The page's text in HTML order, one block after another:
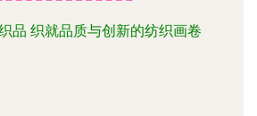
品 织就品质与创新的纺织画卷